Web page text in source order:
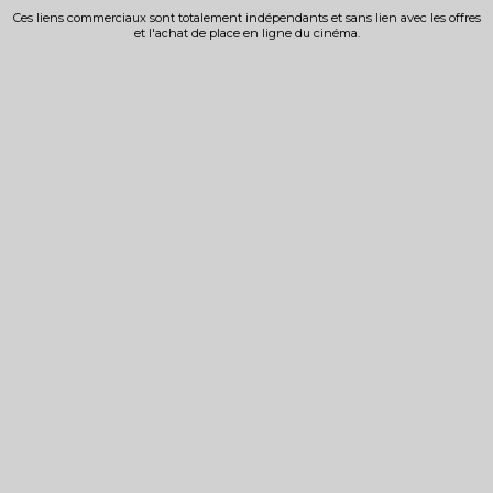
Ces liens commerciaux sont totalement indépendants et sans lien avec les offres
et l'achat de place en ligne du cinéma.